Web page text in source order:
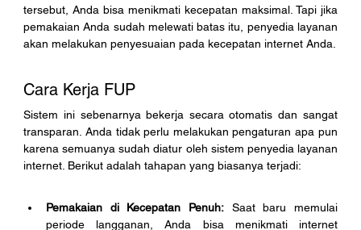
tersebut, Anda bisa menikmati kecepatan maksimal. Tapi jika
pemakaian Anda sudah melewati batas itu, penyedia layanan
akan melakukan penyesuaian pada kecepatan internet Anda.
Cara Kerja FUP
Sistem ini sebenarnya bekerja secara otomatis dan sangat
transparan. Anda tidak perlu melakukan pengaturan apa pun
karena semuanya sudah diatur oleh sistem penyedia layanan
internet. Berikut adalah tahapan yang biasanya terjadi:
Pemakaian di Kecepatan Penuh: Saat baru memulai
periode langganan, Anda bisa menikmati internet